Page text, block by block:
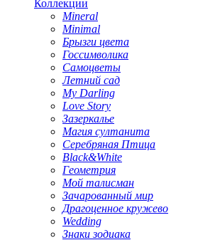
Коллекции
Mineral
Minimal
Брызги цвета
Госсимволика
Самоцветы
Летний сад
My Darling
Love Story
Зазеркалье
Магия султанита
Серебряная Птица
Black&White
Геометрия
Мой талисман
Зачарованный мир
Драгоценное кружево
Wedding
Знаки зодиака